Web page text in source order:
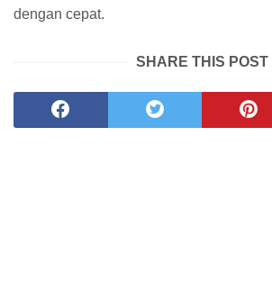
dengan cepat.
SHARE THIS POST